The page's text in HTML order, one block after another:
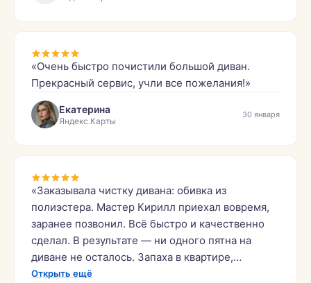
«Очень быстро почистили большой диван.
Прекрасный сервис, учли все пожелания!»
Екатерина
Яндекс.Карты
30 января
«Заказывала чистку дивана: обивка из
полиэстера. Мастер Кирилл приехал вовремя,
заранее позвонил. Всё быстро и качественно
сделал. В результате — ни одного пятна на
диване не осталось. Запаха в квартире,
практически, не было. Всё понравилось.
Открыть ещё